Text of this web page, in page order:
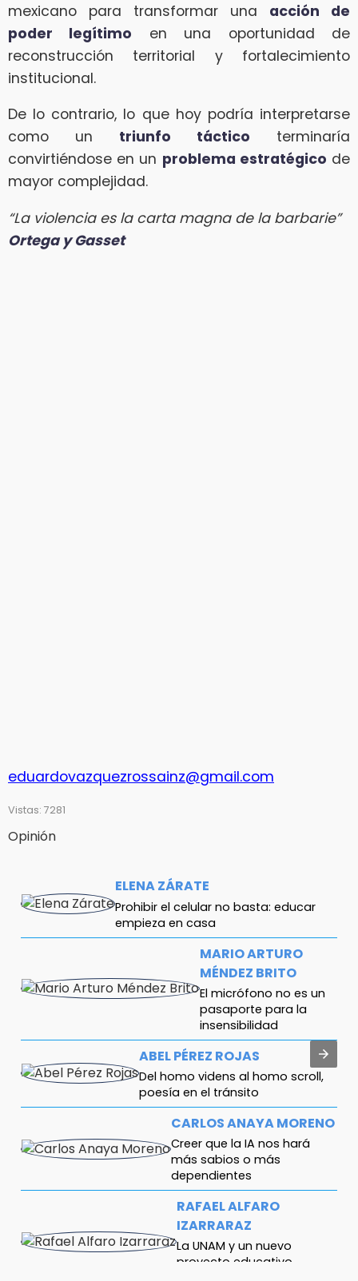
mexicano para transformar una acción de
poder legítimo en una oportunidad de
reconstrucción territorial y fortalecimiento
institucional.
De lo contrario, lo que hoy podría interpretarse
como un triunfo táctico terminaría
convirtiéndose en un problema estratégico de
mayor complejidad.
“La violencia es la carta magna de la barbarie”
Ortega y Gasset
eduardovazquezrossainz@gmail.com
Vistas: 7281
Opinión
ELENA ZÁRATE
Prohibir el celular no basta: educar
empieza en casa
MARIO ARTURO
MÉNDEZ BRITO
El micrófono no es un
pasaporte para la
insensibilidad
ABEL PÉREZ ROJAS
Del homo videns al homo scroll,
poesía en el tránsito
CARLOS ANAYA MORENO
Creer que la IA nos hará
más sabios o más
dependientes
RAFAEL ALFARO
IZARRARAZ
La UNAM y un nuevo
proyecto educativo